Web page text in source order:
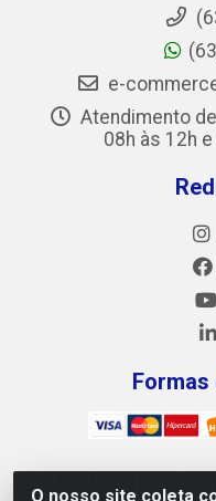
O nosso site coleta
e-
Atendimento
08h às 12h
Formas